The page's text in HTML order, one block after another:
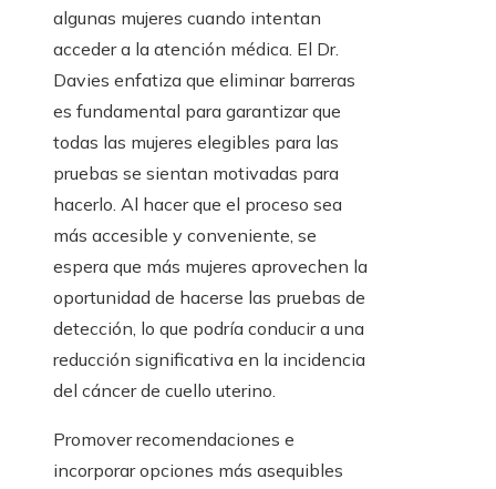
algunas mujeres cuando intentan
acceder a la atención médica. El Dr.
Davies enfatiza que eliminar barreras
es fundamental para garantizar que
todas las mujeres elegibles para las
pruebas se sientan motivadas para
hacerlo. Al hacer que el proceso sea
más accesible y conveniente, se
espera que más mujeres aprovechen la
oportunidad de hacerse las pruebas de
detección, lo que podría conducir a una
reducción significativa en la incidencia
del cáncer de cuello uterino.
Promover recomendaciones e
incorporar opciones más asequibles